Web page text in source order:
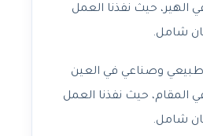
حيث نفذنا العمل
شامل.
وصناعي في العين
حيث نفذنا العمل
شامل.